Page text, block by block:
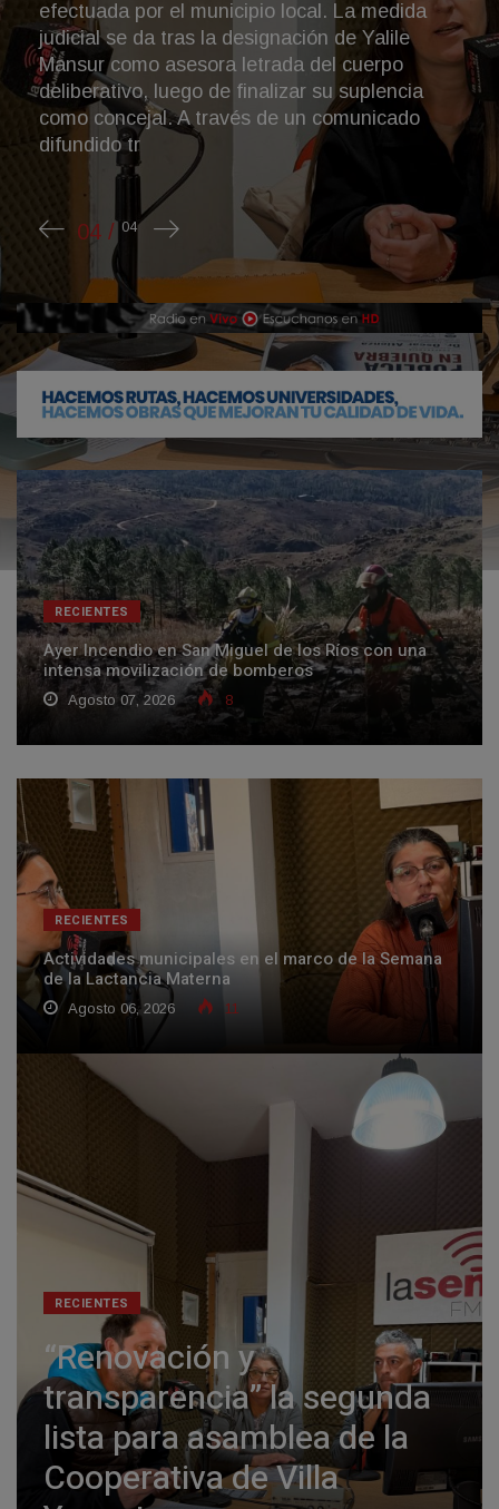
Campo de Roemmers, cercano a Villa
Yacanto, movilizó a personal de Bomberos
Voluntarios de Calamuchita. Ante la
complejidad del terreno y la presencia de
forestaciones de pinos, se resolvió convocar a
dotaciones de distin
RECIENTES
Ayer Incendio en San Miguel de los Ríos con una
intensa movilización de bomberos
Agosto 07, 2026 8
RECIENTES
Actividades municipales en el marco de la Semana
de la Lactancia Materna
Agosto 06, 2026 11
RECIENTES
“Renovación y
transparencia” la segunda
lista para asamblea de la
Cooperativa de Villa